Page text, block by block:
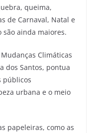
queima,
de Carnaval, Natal e
são ainda maiores.
Climáticas
dos Santos, pontua
públicos
urbana e o meio
papeleiras, como as